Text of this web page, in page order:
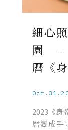
細心
園 ──
曆《
2023《身
曆變成手